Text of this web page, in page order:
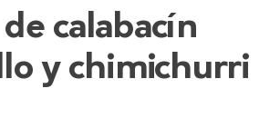
calabacín
y chimichurri